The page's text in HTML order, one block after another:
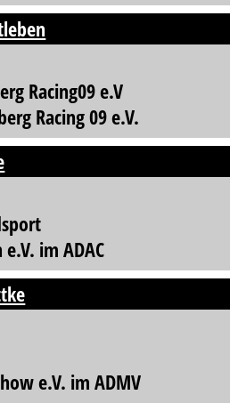
Racing09 e.V
Racing 09 e.V.
im ADAC
e.V. im ADMV